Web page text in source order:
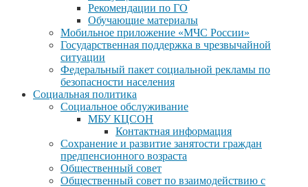
Рекомендации по ГО
Обучающие материалы
Мобильное приложение «МЧС России»
Государственная поддержка в чрезвычайной
ситуации
Федеральный пакет социальной рекламы по
безопасности населения
Социальная политика
Социальное обслуживание
МБУ КЦСОН
Контактная информация
Сохранение и развитие занятости граждан
предпенсионного возраста
Общественный совет
Общественный совет по взаимодействию с